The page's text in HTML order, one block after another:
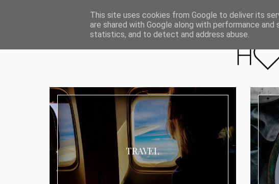
ABOUT I MEDIA & PR IMPRESSUM DATENSCHUTZ KATEGORIEN
TRAVEL
This site uses cookies from Google to deliver its
are shared with Google along with performance
statistics, and to detect and address abuse.